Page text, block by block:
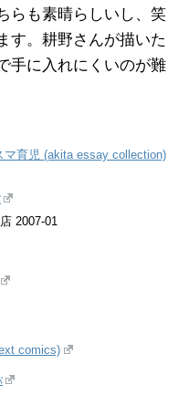
らも素晴らしいし、笑
す。耕野さんが描いた
手に入れにくいのが難
マ育児 (akita essay collection)
2007-01
comics)